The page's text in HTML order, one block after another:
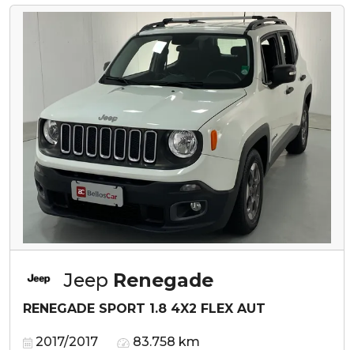
Jeep Renegade
RENEGADE SPORT 1.8 4X2 FLEX AUT
2017/2017 83.758 km